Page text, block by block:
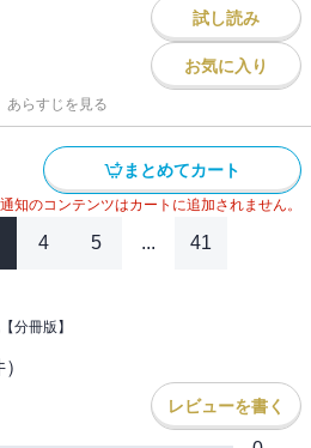
試し読み
お気に入り
あらすじを見る
まとめてカート
知のコンテンツはカートに追加されません。
4 5 ... 41
分冊版】
レビューを書く